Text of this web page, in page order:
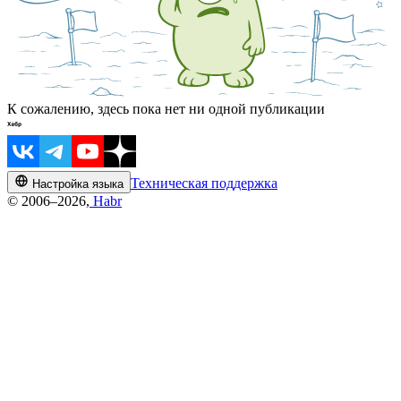
К сожалению, здесь пока нет ни одной публикации
Настройка языка Техническая поддержка
© 2006–2026, Habr